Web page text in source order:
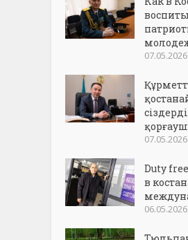
Duty
в